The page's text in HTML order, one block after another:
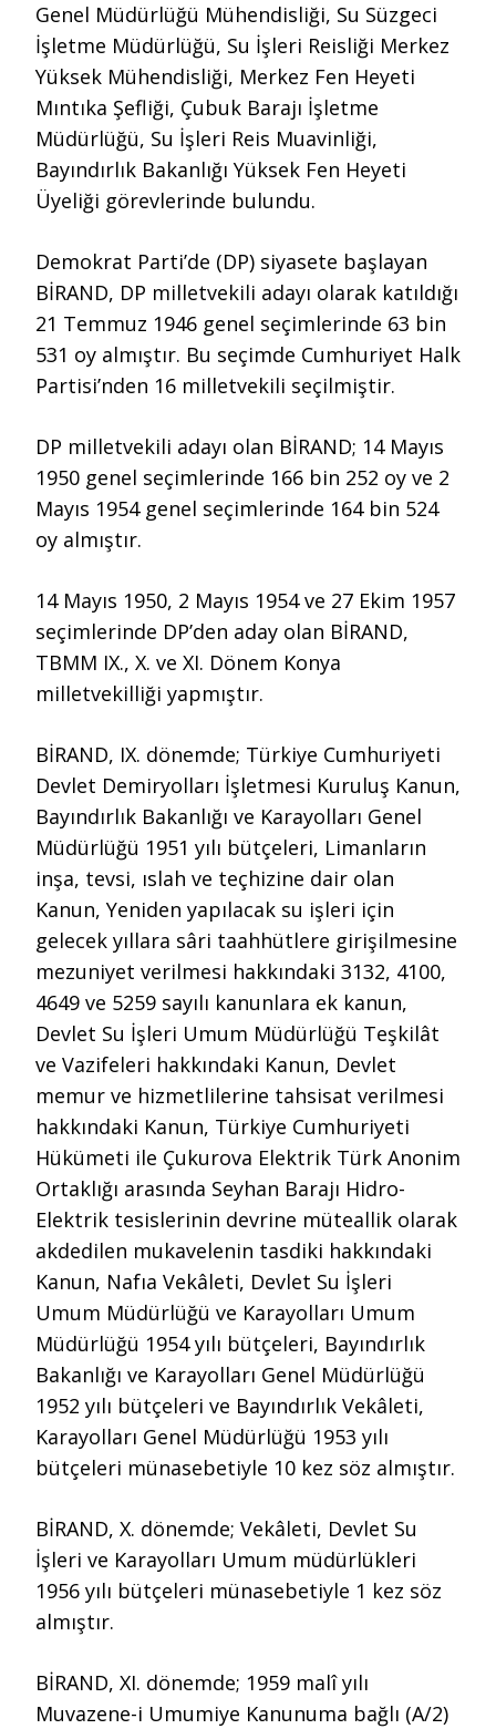
Genel Müdürlüğü Mühendisliği, Su Süzgeci
İşletme Müdürlüğü, Su İşleri Reisliği Merkez
Yüksek Mühendisliği, Merkez Fen Heyeti
Mıntıka Şefliği, Çubuk Barajı İşletme
Müdürlüğü, Su İşleri Reis Muavinliği,
Bayındırlık Bakanlığı Yüksek Fen Heyeti
Üyeliği görevlerinde bulundu.
Demokrat Parti’de (DP) siyasete başlayan
BİRAND, DP milletvekili adayı olarak katıldığı
21 Temmuz 1946 genel seçimlerinde 63 bin
531 oy almıştır. Bu seçimde Cumhuriyet Halk
Partisi’nden 16 milletvekili seçilmiştir.
DP milletvekili adayı olan BİRAND; 14 Mayıs
1950 genel seçimlerinde 166 bin 252 oy ve 2
Mayıs 1954 genel seçimlerinde 164 bin 524
oy almıştır.
14 Mayıs 1950, 2 Mayıs 1954 ve 27 Ekim 1957
seçimlerinde DP’den aday olan BİRAND,
TBMM IX., X. ve XI. Dönem Konya
milletvekilliği yapmıştır.
BİRAND, IX. dönemde; Türkiye Cumhuriyeti
Devlet Demiryolları İşletmesi Kuruluş Kanun,
Bayındırlık Bakanlığı ve Karayolları Genel
Müdürlüğü 1951 yılı bütçeleri, Limanların
inşa, tevsi, ıslah ve teçhizine dair olan
Kanun, Yeniden yapılacak su işleri için
gelecek yıllara sâri taahhütlere girişilmesine
mezuniyet verilmesi hakkındaki 3132, 4100,
4649 ve 5259 sayılı kanunlara ek kanun,
Devlet Su İşleri Umum Müdürlüğü Teşkilât
ve Vazifeleri hakkındaki Kanun, Devlet
memur ve hizmetlilerine tahsisat verilmesi
hakkındaki Kanun, Türkiye Cumhuriyeti
Hükümeti ile Çukurova Elektrik Türk Anonim
Ortaklığı arasında Seyhan Barajı Hidro-
Elektrik tesislerinin devrine müteallik olarak
akdedilen mukavelenin tasdiki hakkındaki
Kanun, Nafıa Vekâleti, Devlet Su İşleri
Umum Müdürlüğü ve Karayolları Umum
Müdürlüğü 1954 yılı bütçeleri, Bayındırlık
Bakanlığı ve Karayolları Genel Müdürlüğü
1952 yılı bütçeleri ve Bayındırlık Vekâleti,
Karayolları Genel Müdürlüğü 1953 yılı
bütçeleri münasebetiyle 10 kez söz almıştır.
BİRAND, X. dönemde; Vekâleti, Devlet Su
İşleri ve Karayolları Umum müdürlükleri
1956 yılı bütçeleri münasebetiyle 1 kez söz
almıştır.
BİRAND, XI. dönemde; 1959 malî yılı
Muvazene-i Umumiye Kanunuma bağlı (A/2)